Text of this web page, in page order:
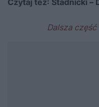
Czytaj też: Stadnicki –